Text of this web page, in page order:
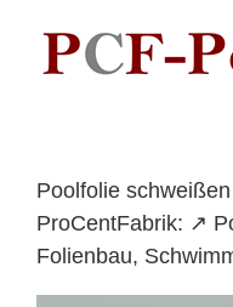
content
Poolfolie
ProCentFabrik: ↗️
Folienbau,